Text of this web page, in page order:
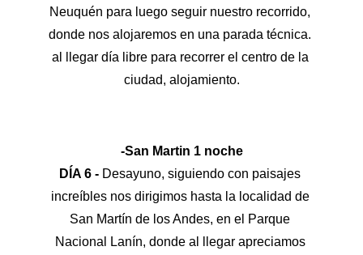
Neuquén para luego seguir nuestro recorrido,
donde nos alojaremos en una parada técnica.
al llegar día libre para recorrer el centro de la
ciudad, alojamiento.
-San Martin 1 noche
DÍA 6 - Desayuno, siguiendo con paisajes
increíbles nos dirigimos hasta la localidad de
San Martín de los Andes, en el Parque
Nacional Lanín, donde al llegar apreciamos